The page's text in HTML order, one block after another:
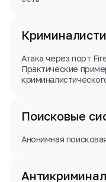
Атака через порт
Практические
Поисковые
Анонимная